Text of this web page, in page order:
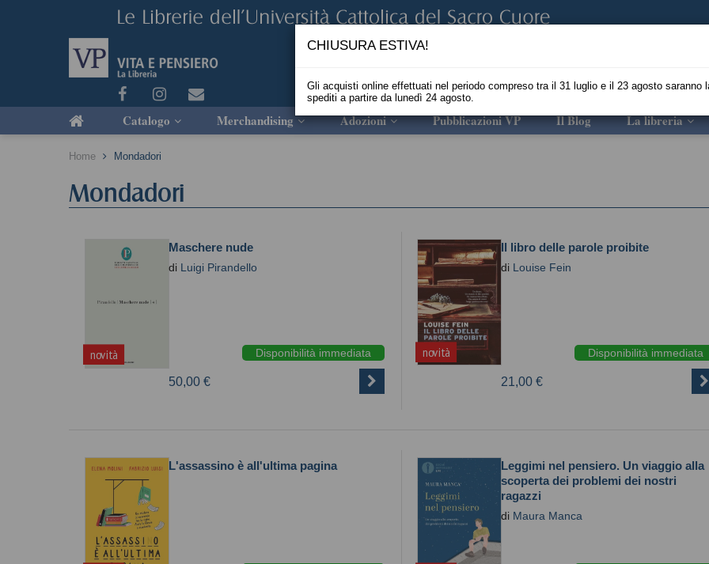
Catalogo Merchandising Adozioni Pubblicazioni VP Il Blog La libreria
Home Mondadori
Mondadori
novità
Maschere nude
di Luigi Pirandello
Disponibilità immediata
50,00 €
novità
Il libro delle parole proibite
di Louise Fein
Disponibilità immediata
21,00 €
L'assassino è all'ultima pagina
Leggimi nel pensiero. Un viaggio alla
scoperta dei problemi dei nostri
ragazzi
di Maura Manca
CHIUSURA ESTIVA!
Gli acquisti online effettuati nel periodo compreso tra il 31 luglio e il 23 agosto saranno
spediti a partire da lunedì 24 agosto.